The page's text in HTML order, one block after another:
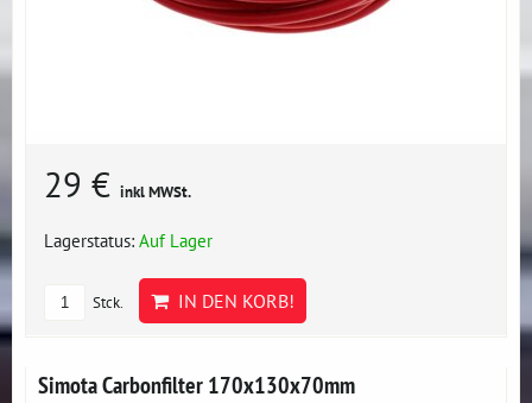
29 € inkl MWSt.
Lagerstatus: Auf Lager
Stck. IN DEN KORB!
Simota Carbonfilter 170x130x70mm